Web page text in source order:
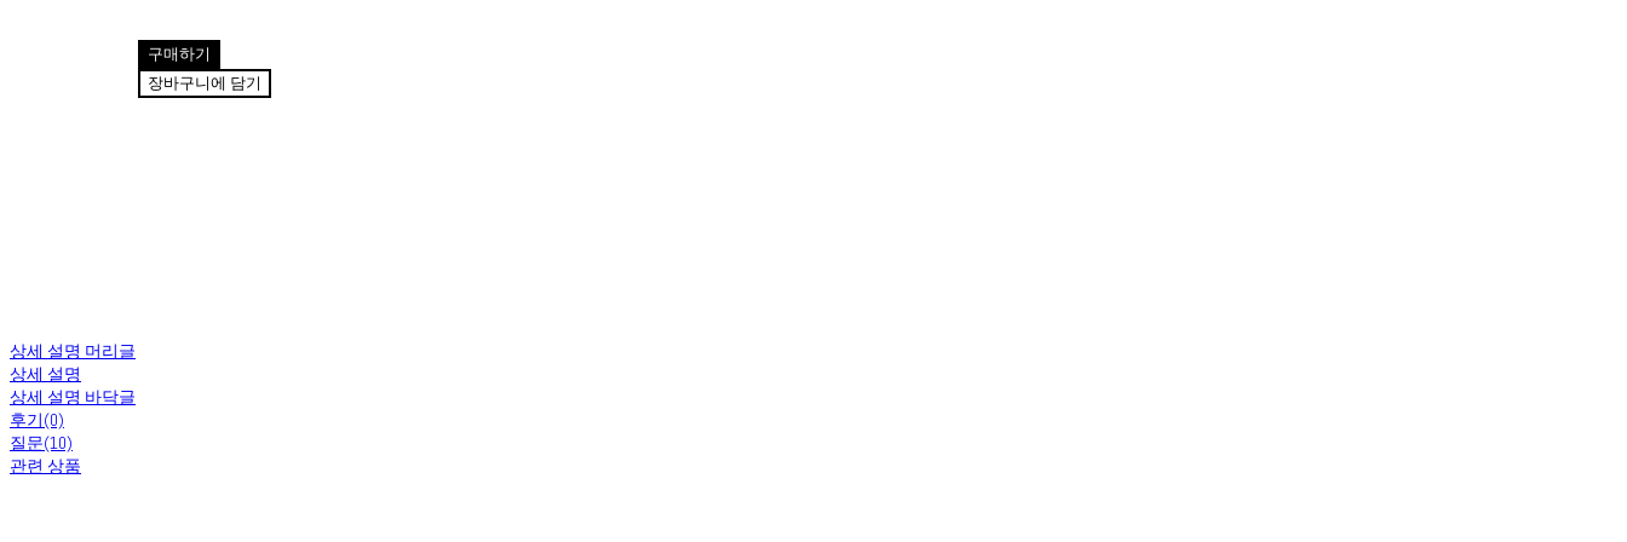
구매하기
장바구니에 담기
상세 설명 머리글
상세 설명
상세 설명 바닥글
후기(0)
질문(10)
관련 상품